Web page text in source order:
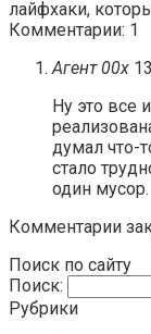
лайфхаки,
Комментарии: 1
Агент 00x
Ну это все
думал что-
стало
один мусор.
Комментарии
Поиск по сайту
Поиск:
Рубрики